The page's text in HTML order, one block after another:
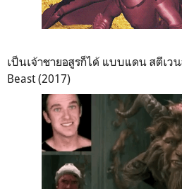
เป็นเจ้าชายอสูรก็ได้ แบบแดน สตีเว
Beast (2017)